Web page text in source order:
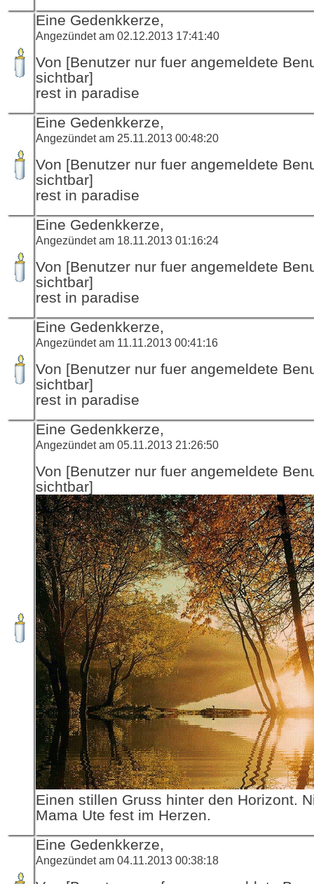
Eine Gedenkkerze,
Angezündet am 02.12.2013 17:41:40
Von [Benutzer nur fuer angemeldete
sichtbar]
rest in paradise
Eine Gedenkkerze,
Angezündet am 25.11.2013 00:48:20
Von [Benutzer nur fuer angemeldete
sichtbar]
rest in paradise
Eine Gedenkkerze,
Angezündet am 18.11.2013 01:16:24
Von [Benutzer nur fuer angemeldete
sichtbar]
rest in paradise
Eine Gedenkkerze,
Angezündet am 11.11.2013 00:41:16
Von [Benutzer nur fuer angemeldete
sichtbar]
rest in paradise
Eine Gedenkkerze,
Angezündet am 05.11.2013 21:26:50
Von [Benutzer nur fuer angemeldete
sichtbar]
Einen stillen Gruss hinter den Horizont.
Mama Ute fest im Herzen.
Eine Gedenkkerze,
Angezündet am 04.11.2013 00:38:18